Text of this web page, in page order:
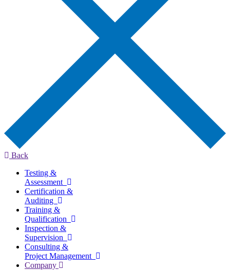
Back
Testing &
Assessment
Certification &
Auditing
Training &
Qualification
Inspection &
Supervision
Consulting &
Project Management
Company